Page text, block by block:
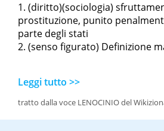
(diritto)(sociologia)
prostituzione, punito
parte degli stati
(senso figurato) Definizione
Leggi tutto >>
tratto dalla voce LENOCINIO del